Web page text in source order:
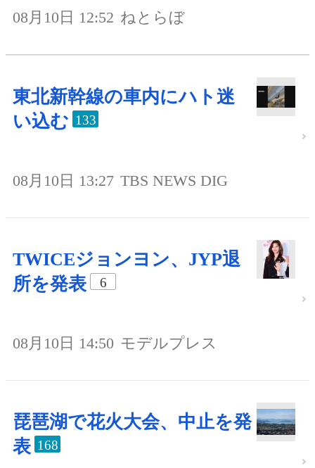
08月10日 12:52 ねとらぼ
東北新幹線の車内にハト迷
い込む 133
08月10日 13:27 TBS NEWS DIG
TWICEジョンヨン、JYP退
所を発表
6
08月10日 14:50 モデルプレス
琵琶湖で花火大会、中止を発
表 168